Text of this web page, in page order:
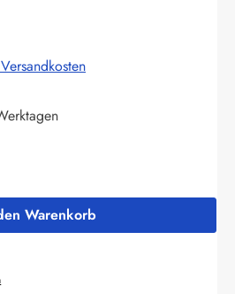
den gewünschten
Warenkorb